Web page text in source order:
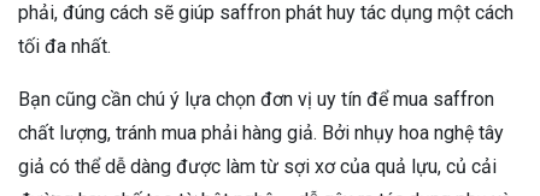
phải, đúng cách sẽ giúp saffron phát huy tác dụng một cách
tối đa nhất.
Bạn cũng cần chú ý lựa chọn đơn vị uy tín để mua saffron
chất lượng, tránh mua phải hàng giả. Bởi nhụy hoa nghệ tây
giả có thể dễ dàng được làm từ sợi xơ của quả lựu, củ cải